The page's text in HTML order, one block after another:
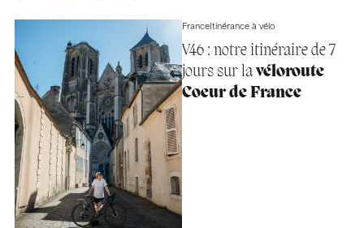
FranceItinérance à vélo
V46 : notre itinéraire de 7
jours sur lavéloroute
Coeur de France